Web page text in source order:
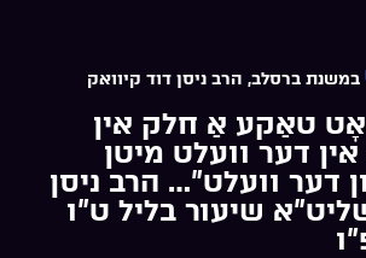
במשנת ברסלב, הרב ניסן דוד קיוואק
טאַקע אַ חלק אין
דער וועלט מיטן
דער וועלט”… הרב ניסן
שיעור בליל ט”ו